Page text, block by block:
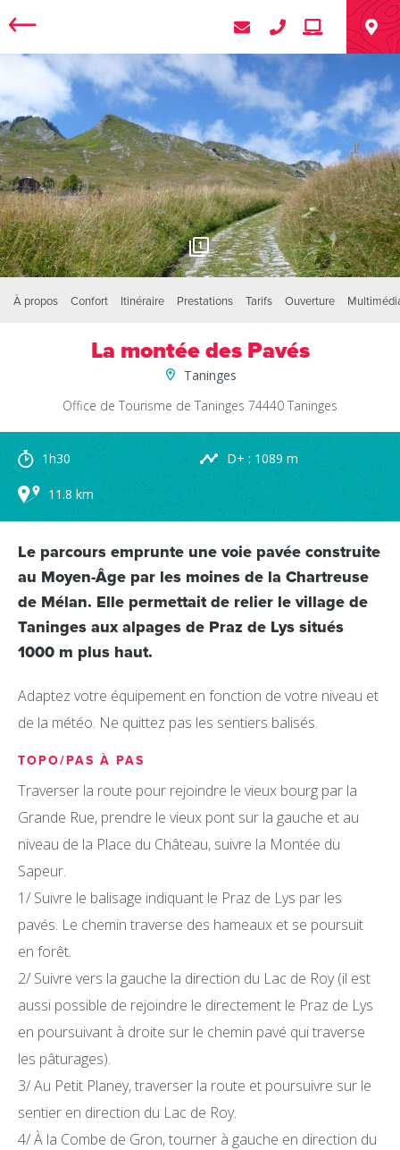
1
À propos Confort Itinéraire Prestations Tarifs Ouverture
La montée des Pavés
Taninges
Office de Tourisme de Taninges 74440 Taninges
1h30 D+ : 1089 m
11.8 km
Le parcours emprunte une voie pavée construite
au Moyen-Âge par les moines de la Chartreuse
de Mélan. Elle permettait de relier le village de
Taninges aux alpages de Praz de Lys situés
1000 m plus haut.
Adaptez votre équipement en fonction de votre niveau et
de la météo. Ne quittez pas les sentiers balisés.
TOPO/PAS À PAS
Traverser la route pour rejoindre le vieux bourg par la
Grande Rue, prendre le vieux pont sur la gauche et au
niveau de la Place du Château, suivre la Montée du
Sapeur.
1/ Suivre le balisage indiquant le Praz de Lys par les
pavés. Le chemin traverse des hameaux et se poursuit
en forêt.
2/ Suivre vers la gauche la direction du Lac de Roy (il est
aussi possible de rejoindre le directement le Praz de Lys
en poursuivant à droite sur le chemin pavé qui traverse
les pâturages).
3/ Au Petit Planey, traverser la route et poursuivre sur le
sentier en direction du Lac de Roy.
4/ À la Combe de Gron, tourner à gauche en direction du